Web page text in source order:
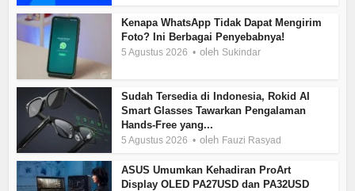
Kenapa WhatsApp Tidak Dapat Mengirim
Foto? Ini Berbagai Penyebabnya!
5 Agustus 2026 oleh Sukindar
Sudah Tersedia di Indonesia, Rokid AI
Smart Glasses Tawarkan Pengalaman
Hands-Free yang...
5 Agustus 2026 oleh Fauzi Rasyad
ASUS Umumkan Kehadiran ProArt
Display OLED PA27USD dan PA32USD